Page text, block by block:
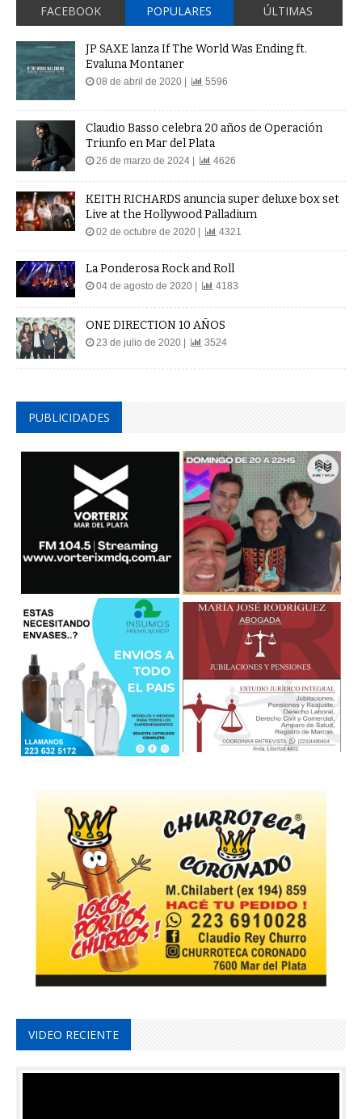
FACEBOOK POPULARES ÚLTIMAS
JP SAXE lanza If The World Was Ending ft.
Evaluna Montaner
08 de abril de 2020 | 5596
Claudio Basso celebra 20 años de Operación
Triunfo en Mar del Plata
26 de marzo de 2024 | 4626
KEITH RICHARDS anuncia super deluxe box set
Live at the Hollywood Palladium
02 de octubre de 2020 | 4321
La Ponderosa Rock and Roll
04 de agosto de 2020 | 4183
ONE DIRECTION 10 AÑOS
23 de julio de 2020 | 3524
PUBLICIDADES
VIDEO RECIENTE